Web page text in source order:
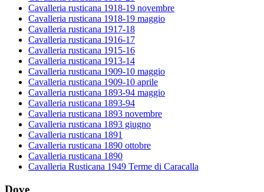
Cavalleria rusticana 1918-19 novembre
Cavalleria rusticana 1918-19 maggio
Cavalleria rusticana 1917-18
Cavalleria rusticana 1916-17
Cavalleria rusticana 1915-16
Cavalleria rusticana 1913-14
Cavalleria rusticana 1909-10 maggio
Cavalleria rusticana 1909-10 aprile
Cavalleria rusticana 1893-94 maggio
Cavalleria rusticana 1893-94
Cavalleria rusticana 1893 novembre
Cavalleria rusticana 1893 giugno
Cavalleria rusticana 1891
Cavalleria rusticana 1890 ottobre
Cavalleria rusticana 1890
Cavalleria Rusticana 1949 Terme di Caracalla
Dove